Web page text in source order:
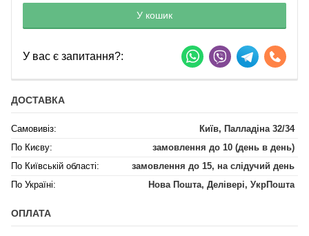
У кошик
У вас є запитання?:
ДОСТАВКА
Самовивіз:
Київ, Палладіна 32/34
По Києву:
замовлення до 10 (день в день)
По Київській області:
замовлення до 15, на слідучий день
По Україні:
Нова Пошта, Делівері, УкрПошта
ОПЛАТА